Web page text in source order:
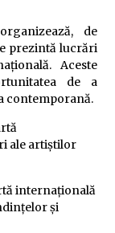
de
prezintă lucrări
Aceste
de a
contemporană.
ale artiștilor
internațională
și